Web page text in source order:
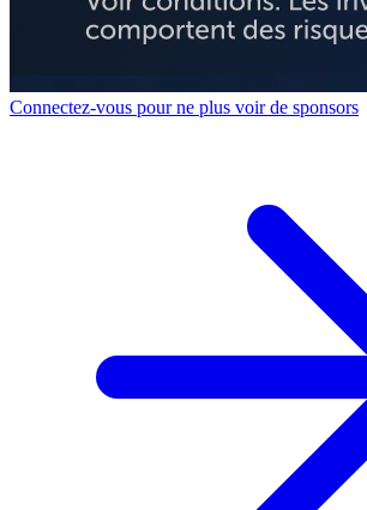
Connectez-vous pour ne plus voir de sponsors